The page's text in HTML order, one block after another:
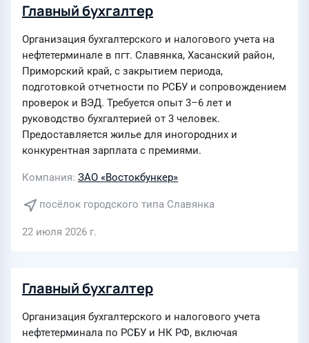
Главный бухгалтер
Организация бухгалтерского и налогового учета на
нефтетерминале в пгт. Славянка, Хасанский район,
Приморский край, с закрытием периода,
подготовкой отчетности по РСБУ и сопровождением
проверок и ВЭД. Требуется опыт 3–6 лет и
руководство бухгалтерией от 3 человек.
Предоставляется жилье для иногородних и
конкурентная зарплата с премиями.
Компания ЗАО «Востокбункер»
посёлок городского типа Славянка
22 июля 2026 г.
Главный бухгалтер
Организация бухгалтерского и налогового учета
нефтетерминала по РСБУ и НК РФ, включая